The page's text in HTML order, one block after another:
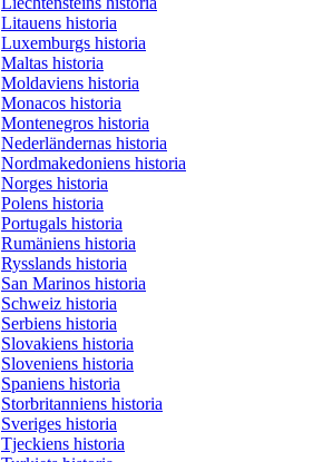
Litauens historia
Luxemburgs historia
Maltas historia
Moldaviens historia
Monacos historia
Montenegros historia
Nederländernas historia
Nordmakedoniens historia
Norges historia
Polens historia
Portugals historia
Rumäniens historia
Rysslands historia
San Marinos historia
Schweiz historia
Serbiens historia
Slovakiens historia
Sloveniens historia
Spaniens historia
Storbritanniens historia
Sveriges historia
Tjeckiens historia